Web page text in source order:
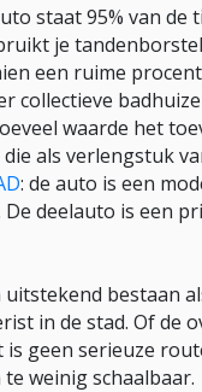
staat 95% van de
je
een ruime
collectieve
waarde het
als verlengstuk
: de auto is een
deelauto is een
bestaan
in de stad. Of de
geen serieuze
weinig schaalbaar.